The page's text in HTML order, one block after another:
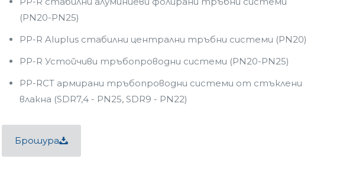
(PN20-PN25)
PP-R Aluplus стабилни централни тръбни системи (PN20)
PP-R Устойчиви тръбопроводни системи (PN20-PN25)
PP-RCT армирани тръбопроводни системи от стъклени
влакна (SDR7,4 - PN25, SDR9 - PN22)
Брошура